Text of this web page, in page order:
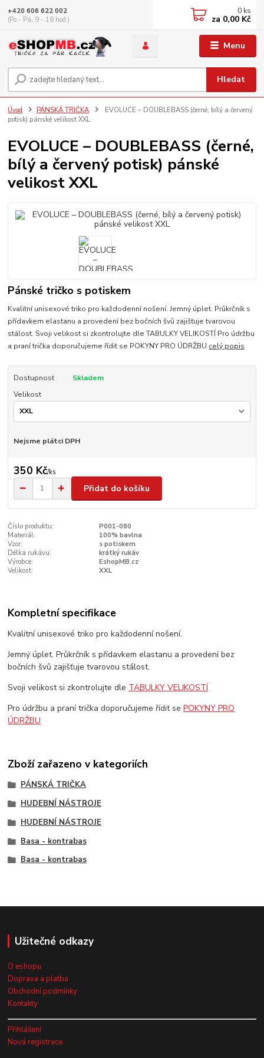
Menu
Hledat
+420 606 622 002
(Po - Pá, 9 - 18 hod.)
0 ks
za 0,00 Kč
Úvod PÁNSKÁ TRIČKA
EVOLUCE – DOUBLEBASS (černé, bílý a červený
potisk) pánské velikost XXL
EVOLUCE – DOUBLEBASS (černé,
bílý a červený potisk) pánské
velikost XXL
Pánské tričko s potiskem
Kvalitní unisexové triko pro každodenní nošení. Jemný úplet. Průkrčník s
přídavkem elastanu a provedení bez bočních švů zajišťuje tvarovou
stálost. Svoji velikost si zkontrolujte dle TABULKY VELIKOSTÍ Pro údržbu
a praní trička doporučujeme řídit se POKYNY PRO ÚDRŽBU celý popis
Dostupnost
Skladem
Velikost
Nejsme plátci DPH
350 Kč/ks
Přidat do košíku
Číslo produktu:
P001-080
Materiál:
100% bavlna
Vzor:
s potiskem
Délka rukávu:
krátký rukáv
Výrobce:
EshopMB.cz
Velikost:
XXL
Kompletní specifikace
Kvalitní unisexové triko pro každodenní nošení.
Jemný úplet. Průkrčník s přídavkem elastanu a provedení bez
bočních švů zajišťuje tvarovou stálost.
Svoji velikost si zkontrolujte dle TABULKY VELIKOSTÍ
Pro údržbu a praní trička doporučujeme řídit sePOKYNY PRO
ÚDRŽBU
Zboží zařazeno v kategoriích
PÁNSKÁ TRIČKA
HUDEBNÍ NÁSTROJE
HUDEBNÍ NÁSTROJE
Basa - kontrabas
Basa - kontrabas
Užitečné odkazy
O eshopu
Doprava a platba
Obchodní podmínky
Kontakty
Přihlášení
Nová registrace